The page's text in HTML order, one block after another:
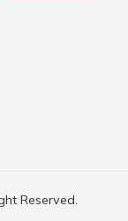
Reserved.